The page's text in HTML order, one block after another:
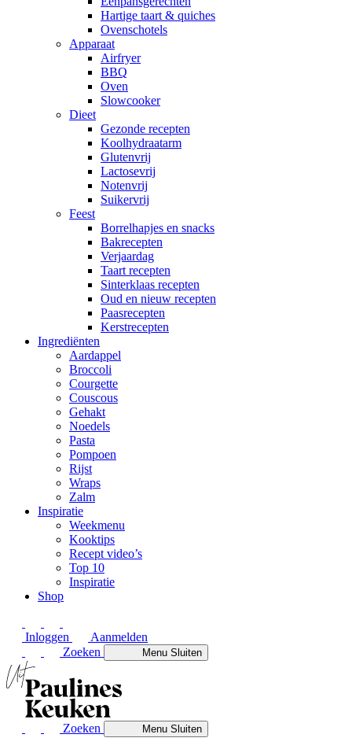
Hartige taart & quiches
Ovenschotels
Apparaat
Airfryer
BBQ
Oven
Slowcooker
Dieet
Gezonde recepten
Koolhydraatarm
Glutenvrij
Lactosevrij
Notenvrij
Suikervrij
Feest
Borrelhapjes en snacks
Bakrecepten
Verjaardag
Taart recepten
Sinterklaas recepten
Oud en nieuw recepten
Paasrecepten
Kerstrecepten
Ingrediënten
Aardappel
Broccoli
Courgette
Couscous
Gehakt
Noedels
Pasta
Pompoen
Rijst
Wraps
Zalm
Inspiratie
Weekmenu
Kooktips
Recept video’s
Top 10
Inspiratie
Shop
Inloggen
Aanmelden
Zoeken
MenuSluiten
Zoeken MenuSluiten